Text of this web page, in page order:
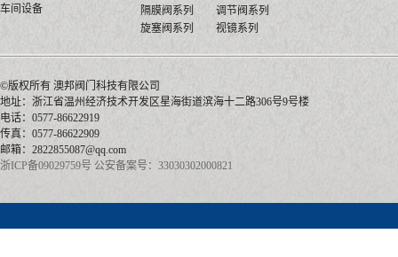
车间设备
隔膜阀系列
旋塞阀系列
调节阀系列
视镜系列
©版权所有 澳邦阀门
地址：浙江省温州经济技术开发区星海街道滨海十二路306号9号楼
电话：0577-86622919
传真：0577-86622909
邮箱：2822855087@qq.com
浙ICP备09029759号 公安备案号：33030302000821